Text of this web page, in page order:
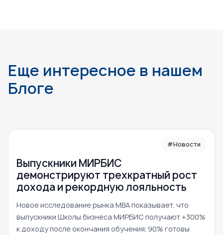
Еще интересное в нашем
Блоге
#Новости
Выпускники МИРБИС
демонстрируют трехкратный рост
дохода и рекордную лояльность
Новое исследование рынка MBA показывает, что
выпускники Школы бизнеса МИРБИС получают +300%
к доходу после окончания обучения; 90% готовы